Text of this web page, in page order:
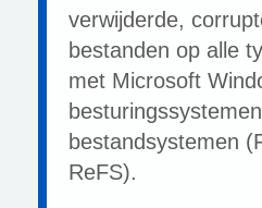
verwijderde,
bestanden op alle
met Microsoft
bestandsystemen
ReFS).